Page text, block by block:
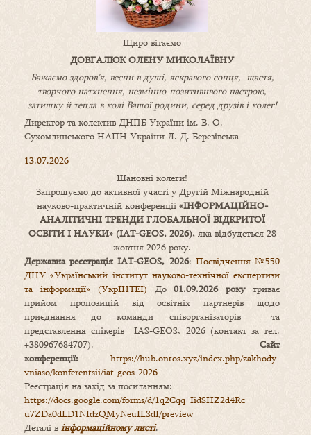
Щиро вітаємо
ДОВГАЛЮК ОЛЕНУ МИКОЛАЇВНУ
Бажаємо здоров’я, весни в душі, яскравого сонця, щастя,
творчого натхнення, незмінно-позитивнвого настрою,
затишкуйтепла в коліВашоїродини, серед друзів і колег!
Директор та колектив ДНПБ України ім. В. О.
Сухомлинського НАПН України Л. Д. Березівська
13.07.2026
Шановні колеги!
Запрошуємо до активної участі у Другій Міжнародній
науково-практичній конференції «ІНФОРМАЦІЙНО-
АНАЛІТИЧНІ ТРЕНДИ ГЛОБАЛЬНОЇ ВІДКРИТОЇ
ОСВІТИ І НАУКИ» (IAT-GEOS, 2026),яка відбудеться 28
жовтня 2026 року.
Державна реєстрація IAT-GEOS, 2026: Посвідчення №550
ДНУ «Український інститут науково-технічної експертизи
та інформації» (УкрІНТЕІ) До01.09.2026 рокутриває
прийом пропозицій від освітніх партнерів щодо
приєднання до команди співорганізаторів та
представлення спікерів IAS-GEOS, 2026 (контакт за тел.
+380967684707). Сайт
конференції: https://hub.ontos.xyz/index.php/zakhody-
vniaso/konferentsii/iat-geos-2026
Реєстрація на захід за посиланням:
https://docs.google.com/forms/d/1q2Cqq_IidSHZ2d4Rc_
u7ZDa0dLD1NIdzQMyNeuILSdI/preview
Деталі в інформаційному листі.